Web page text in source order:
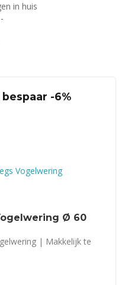
in huis
-6%
Ø 60
| Makkelijk te